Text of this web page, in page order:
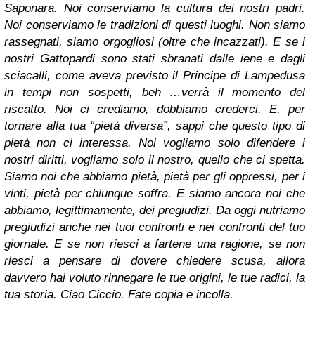
Saponara. Noi conserviamo la cultura dei nostri padri.
Noi conserviamo le tradizioni di questi luoghi. Non siamo
rassegnati, siamo orgogliosi (oltre che incazzati). E se i
nostri Gattopardi sono stati sbranati dalle iene e dagli
sciacalli, come aveva previsto il Principe di Lampedusa
in tempi non sospetti, beh …verrà il momento del
riscatto. Noi ci crediamo, dobbiamo crederci. E, per
tornare alla tua “pietà diversa”, sappi che questo tipo di
pietà non ci interessa. Noi vogliamo solo difendere i
nostri diritti, vogliamo solo il nostro, quello che ci spetta.
Siamo noi che abbiamo pietà, pietà per gli oppressi, per i
vinti, pietà per chiunque soffra. E siamo ancora noi che
abbiamo, legittimamente, dei pregiudizi. Da oggi nutriamo
pregiudizi anche nei tuoi confronti e nei confronti del tuo
giornale. E se non riesci a fartene una ragione, se non
riesci a pensare di dovere chiedere scusa, allora
davvero hai voluto rinnegare le tue origini, le tue radici, la
tua storia. Ciao Ciccio. Fate copia e incolla.